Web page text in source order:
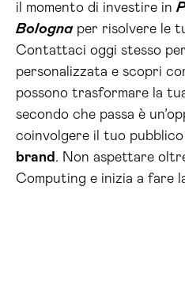
il momento di investire in
Bolognaper risolvere le
Contattaci oggi stesso
personalizzata e scopri
possono trasformare la
secondo che passa è
coinvolgere il tuo
brand . Non aspettare
Computing e inizia a fare